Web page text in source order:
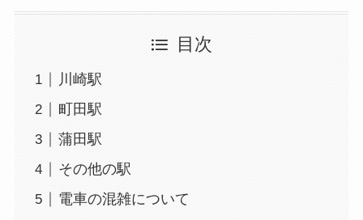
目次
川崎駅
町田駅
蒲田駅
その他の駅
電車の混雑について